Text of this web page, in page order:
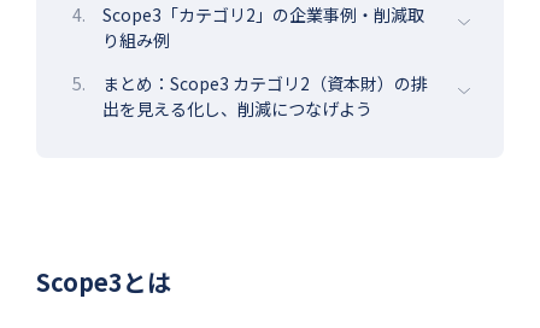
4.
Scope3「カテゴリ2」の企業事例・削減取
り組み例
5.
まとめ：Scope3 カテゴリ2（資本財）の排
出を見える化し、削減につなげよう
Scope3とは